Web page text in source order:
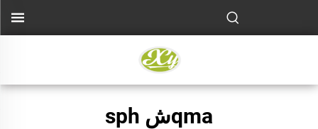
qmaش sph